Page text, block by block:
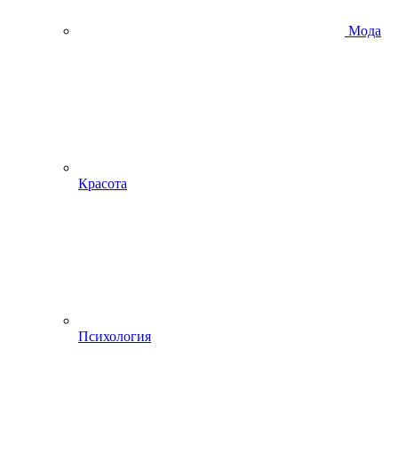
Мода
Красота
Психология